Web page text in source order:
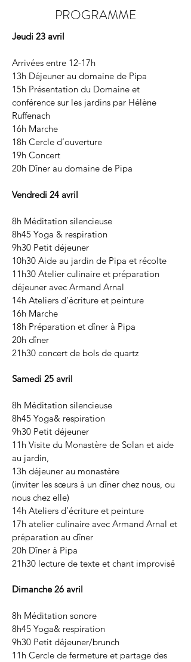
PROGRAMME
Jeudi 23 avril
Arrivées entre 12-17h
13h Déjeuner au domaine de Pipa
15h Présentation du Domaine et
conférence sur les jardins par Hélène
Ruffenach
16h Marche
18h Cercle d’ouverture
19h Concert
20h Dîner au domaine de Pipa
Vendredi 24 avril
8h Méditation silencieuse
8h45 Yoga & respiration
9h30 Petit déjeuner
10h30 Aide au jardin de Pipa et récolte
11h30 Atelier culinaire et préparation
déjeuner avec Armand Arnal
14h Ateliers d’écriture et peinture
16h Marche
18h Préparation et dîner à Pipa
20h dîner
21h30 concert de bols de quartz
Samedi 25 avril
8h Méditation silencieuse
8h45 Yoga& respiration
9h30 Petit déjeuner
11h Visite du Monastère de Solan et aide
au jardin,
13h déjeuner au monastère
(inviter les sœurs à un dîner chez nous, ou
nous chez elle)
14h Ateliers d’écriture et peinture
17h atelier culinaire avec Armand Arnal et
préparation au dîner
20h Dîner à Pipa
21h30 lecture de texte et chant improvisé
Dimanche 26 avril
8h Méditation sonore
8h45 Yoga& respiration
9h30 Petit déjeuner/brunch
11h Cercle de fermeture et partage des